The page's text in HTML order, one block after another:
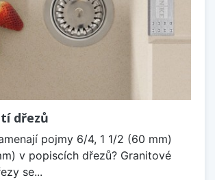
dřezů
pojmy 6/4, 1 1/2 (60 mm)
v popiscích dřezů? Granitové
se...